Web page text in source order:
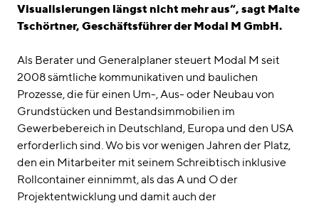
Visualisierungen längst nicht mehr aus“, sagt Malte
Tschörtner, Geschäftsführer der Modal M GmbH.
Als Berater und Generalplaner steuert Modal M seit
2008 sämtliche kommunikativen und baulichen
Prozesse, die für einen Um-, Aus- oder Neubau von
Grundstücken und Bestandsimmobilien im
Gewerbebereich in Deutschland, Europa und den USA
erforderlich sind. Wo bis vor wenigen Jahren der Platz,
den ein Mitarbeiter mit seinem Schreibtisch inklusive
Rollcontainer einnimmt, als das A und O der
Projektentwicklung und damit auch der